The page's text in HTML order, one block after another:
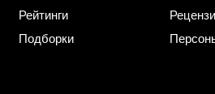
Рейтинги
Подборки